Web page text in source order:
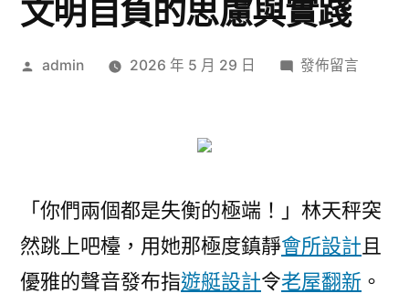
文明自負的思慮與實踐
作
admin 2026 年 5 月 29 日
在
設
計
關
于
發佈留言
「你們兩個都是失衡的極端！」林天秤突
然跳上吧檯，用她那極度鎮靜會所設計且
優雅的聲音發布指遊艇設計令老屋翻新 。